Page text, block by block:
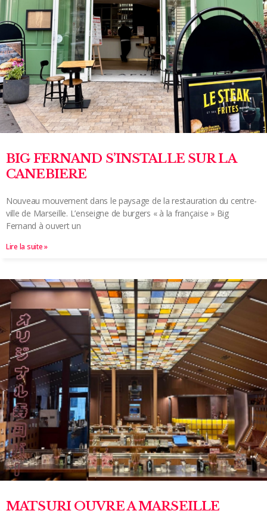
BIG FERNAND S’INSTALLE SUR LA
CANEBIERE
Nouveau mouvement dans le paysage de la restauration du centre-
ville de Marseille. L’enseigne de burgers « à la française » Big
Fernand à ouvert un
Lire la suite »
MATSURI OUVRE A MARSEILLE